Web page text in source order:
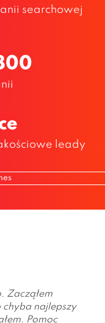
searchowej
leady
Zacząłem
chyba najlepszy
Pomoc